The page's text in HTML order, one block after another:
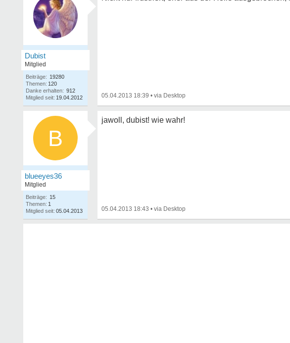
Dubist
Mitglied
Beiträge: 19280
Themen: 120
Danke erhalten: 912
Mitglied seit: 19.04.2012 05.04.2013 18:39 •
B
blueeyes36
Mitglied
Beiträge: 15
Themen: 1
Mitglied seit: 05.04.2013
jawoll, dubist! wie wahr!
05.04.2013 18:43 •